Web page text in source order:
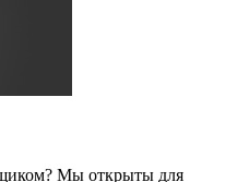
Мы открыты для